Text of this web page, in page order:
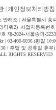
개인정보처리방침
안해조 | 서울특별시 송
타워2) 사업자등록번호
제-2024-서울송파-
| 02-400-6036 (평일
/ 주말 및 공휴일 휴무)
RIGHTS RESERVED